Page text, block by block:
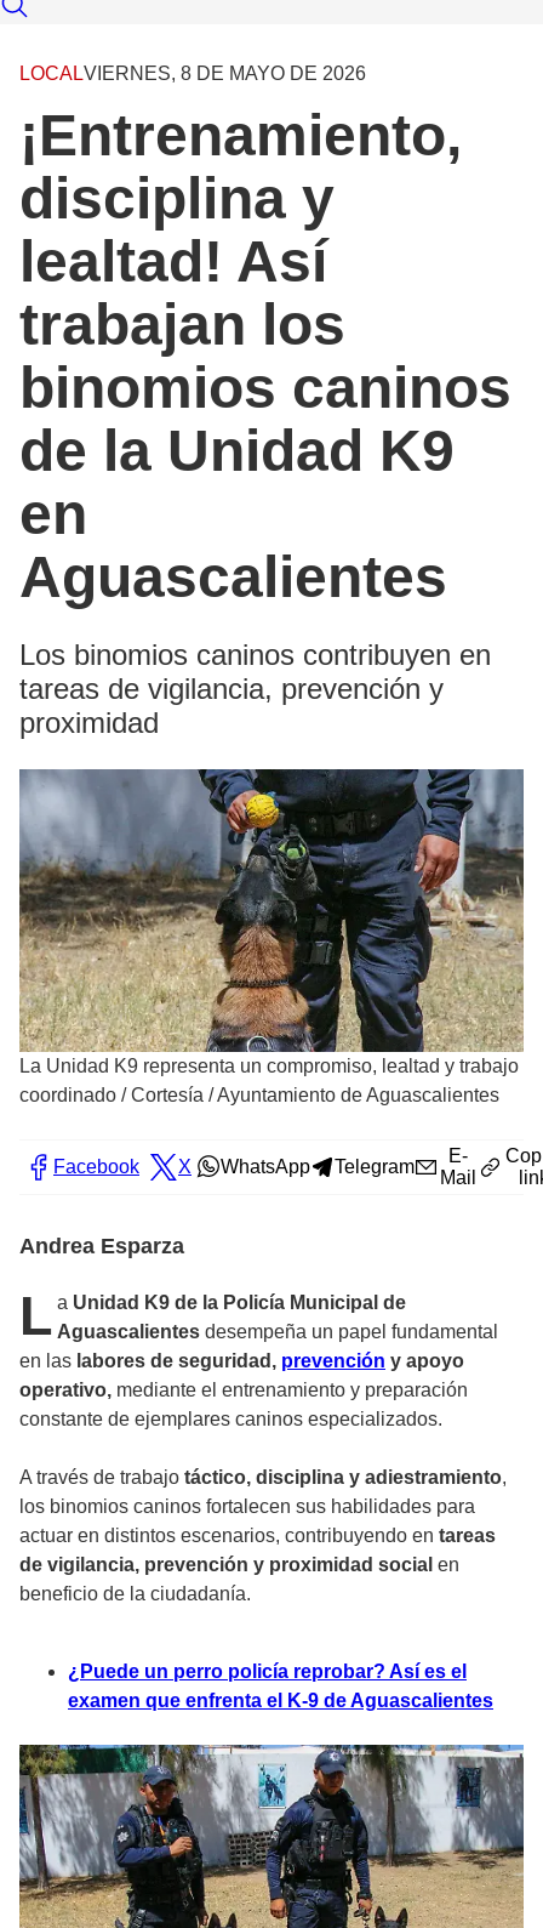
LOCALVIERNES, 8 DE MAYO DE 2026
¡Entrenamiento,
disciplina y
lealtad! Así
trabajan los
binomios caninos
de la Unidad K9
en
Aguascalientes
Los binomios caninos contribuyen en
tareas de vigilancia, prevención y
proximidad
La Unidad K9 representa un compromiso, lealtad y trabajo
coordinado /Cortesía / Ayuntamiento de Aguascalientes
Facebook X WhatsApp Telegram
E-
Mail
Andrea Esparza
L a Unidad K9 de la Policía Municipal de
Aguascalientes desempeña un papel fundamental
en las labores de seguridad, prevención y apoyo
operativo, mediante el entrenamiento y preparación
constante de ejemplares caninos especializados.
A través de trabajo táctico, disciplina y adiestramiento,
los binomios caninos fortalecen sus habilidades para
actuar en distintos escenarios, contribuyendo en tareas
de vigilancia, prevención y proximidad social en
beneficio de la ciudadanía.
¿Puede un perro policía reprobar? Así es el
examen que enfrenta el K-9 de Aguascalientes